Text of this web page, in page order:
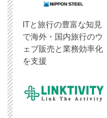
ITと旅行の豊富な知見
で海外・国内旅行のウ
ェブ販売と業務効率化
を支援